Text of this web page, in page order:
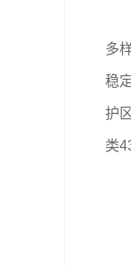
多
稳
护
类